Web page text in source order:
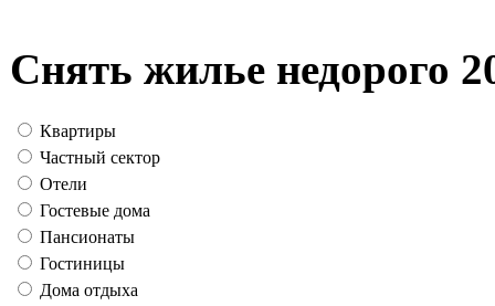
Снять жилье недорого
Квартиры
Частный сектор
Отели
Гостевые дома
Пансионаты
Гостиницы
Дома отдыха